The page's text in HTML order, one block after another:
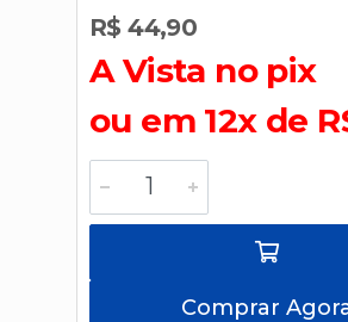
R$ 44,90
A Vista no pix
ou em 12x de
Comprar